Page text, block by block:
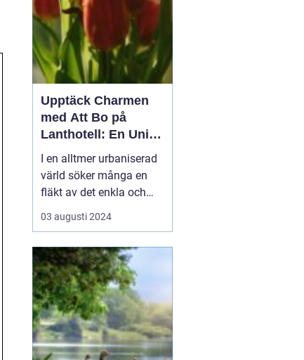
brus. Bland Hallands
böljande åk...
Upptäck Charmen
med Att Bo på
Lanthotell: En Unik
Upplevelse på
Smålandstorpet
I en alltmer urbaniserad
värld söker många en
fläkt av det enkla och
naturnära livet. Att
övernatta på ett
fånga just denna
upplevelse - och få en
paus från s...
03 augusti 2024